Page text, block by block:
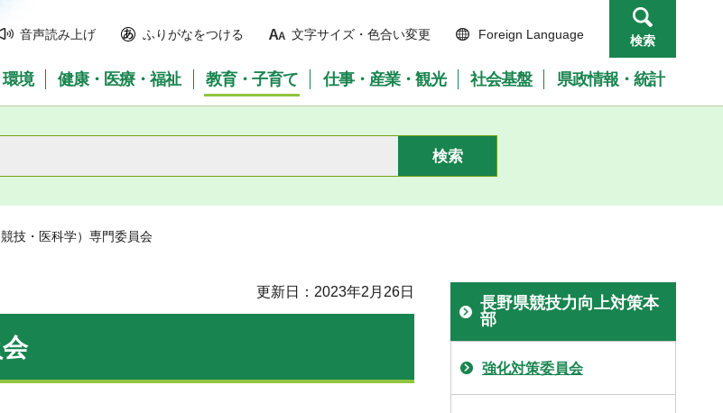
音声読み上げ ふりがなをつける 文字サイズ・色合い変更 Foreign Language 検索
境 健康・医療・福祉 教育・子育て 仕事・産業・観光 社会基盤 県政情報・統計
技・医科学）専門委員会
更新日：2023年2月26日
長野県競技力向上対策本
部
強化対策委員会